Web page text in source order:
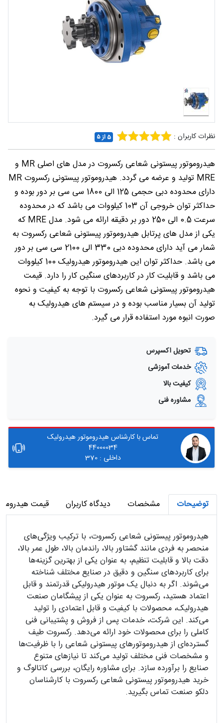
ما
نظرات کاربران : 5 از ۵
هیدروموتور پیستونی شعاعی رکسروت در مدل های اصلی MR و
MRE تولید و عرضه می گردد. هیدروموتور پیستونی رکسروت MR
دارای محدوده دبی حجمی 125 الی 1800 سی سی بر دور بوده و
حداکثر توان خروجی آن 103 کیلووات می باشد که در محدوده
سرعت 0.5 الی 250 دور بر دقیقه ارائه می شود. مدل MRE که
یکی از مدل های پرتابل هیدروموتور پیستونی شعاعی رکسروت به
شمار می آید دارای محدوده دبی 330 الی 2100 سی سی بر دور
می باشد. حداکثر توان این هیدروموتور هیدرولیک 100 کیلووات
می باشد و قابلیت کار در کاربردهای سنگین کار را دارد. قیمت
هیدروموتور پیستونی شعاعی رکسروت با توجه به کیفیت و نحوه
تولید آن بسیار مناسب بوده و در سیستم های هیدرولیک به
صورت انبوه مورد استفاده قرار می گیرد.
تحویل اکسپرس
خدمات آموزشی
کیفیت بالا
مشاوره فنی
تماس با کارشناس هیدروموتور هیدرولیک
44000034
داخلی : 370
توضیحات مشخصات دیدگاه کاربران قیمت
هیدروموتور پیستونی شعاعی رکسروت، با ترکیب ویژگی‌های
منحصر به فردی مانند گشتاور بالا، راندمان بالا، طول عمر بالا،
دقت بالا و قابلیت تنظیم، به عنوان یکی از بهترین گزینه‌ها
برای کاربردهای سنگین و دقیق در صنایع مختلف شناخته
می‌شوند. اگر به دنبال یک موتور هیدرولیکی قدرتمند و قابل
اعتماد هستید، رکسروت به عنوان یکی از پیشگامان صنعت
هیدرولیک، محصولات با کیفیت و قابل اعتمادی را تولید
می‌کند. این شرکت، خدمات پس از فروش و پشتیبانی فنی
کاملی را برای محصولات خود ارائه می‌دهد. رکسروت طیف
گسترده‌ای از هیدروموتورهای پیستونی شعاعی را با ظرفیت‌ها
و مشخصات فنی مختلف تولید می‌کند تا نیازهای متنوع
صنایع را برآورده سازد. برای مشاوره رایگان، بررسی کاتالوگ و
خرید هیدروموتور پیستونی شعاعی رکسروت با کارشناسان
دلکو صنعت تماس بگیرید.